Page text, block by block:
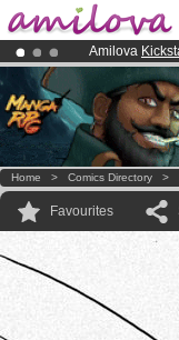
Amilova
Already
Premium
Home > Comics Directory >
Favourites